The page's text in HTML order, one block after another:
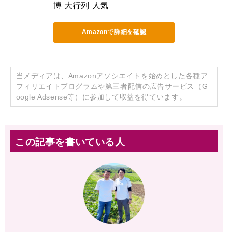
博 大行列 人気
Amazonで詳細を確認
当メディアは、Amazonアソシエイトを始めとした各種ア
フィリエイトプログラムや第三者配信の広告サービス（G
oogle Adsense等）に参加して収益を得ています。
この記事を書いている人